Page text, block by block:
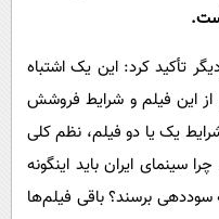
تأکید کرد: این یک اشتباه
این فیلم و شرایط فروشش
یک یا دو فیلم، نظم کلی
سینمای ایران باید اینگونه
سوددهی برسند؟ باقی فیلم‌ها